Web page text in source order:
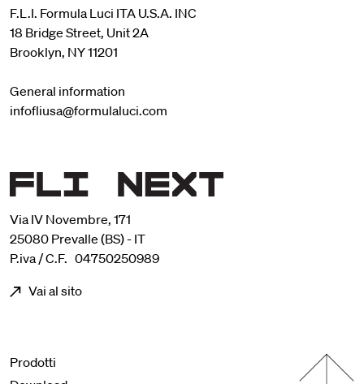
F.L.I. Formula Luci ITA U.S.A. INC
18 Bridge Street, Unit 2A
Brooklyn, NY 11201
General information
infofliusa@formulaluci.com
Via IV Novembre, 171
25080 Prevalle (BS) - IT
P.iva / C.F. 04750250989
Vai al sito
Menu footer
Prodotti